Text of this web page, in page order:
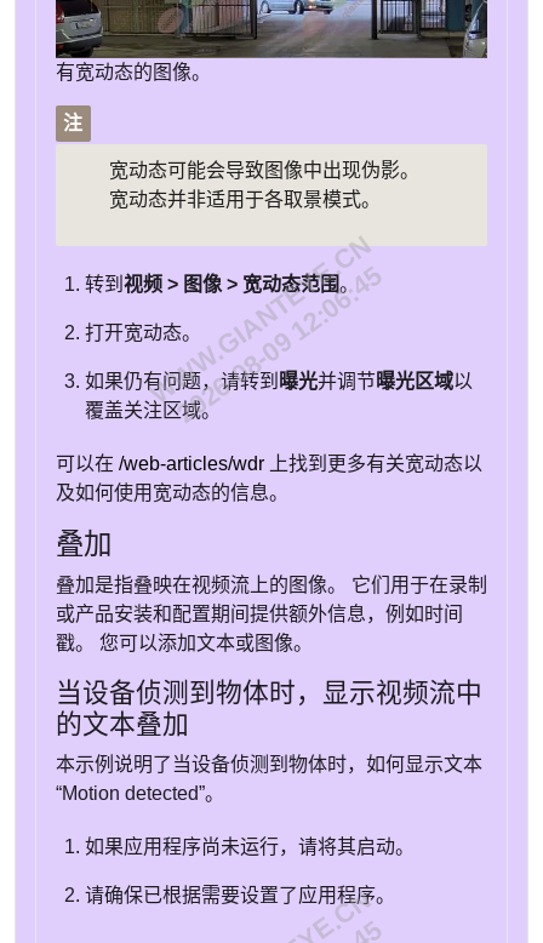
有宽动态的图像。
注
宽动态可能会导致图像中出现伪影。
宽动态并非适用于各取景模式。
转到 视频 > 图像 > 宽动态范围。
打开宽动态。
如果仍有问题，请转到 曝光并调节曝光区域以
覆盖关注区域。
可以在 /web-articles/wdr 上找到更多有关宽动态以
及如何使用宽动态的信息。
叠加
叠加是指叠映在视频流上的图像。 它们用于在录制
或产品安装和配置期间提供额外信息，例如时间
戳。 您可以添加文本或图像。
当设备侦测到物体时，显示视频流中
的文本叠加
本示例说明了当设备侦测到物体时，如何显示文本
“Motion detected”。
如果应用程序尚未运行，请将其启动。
请确保已根据需要设置了应用程序。
WWW.GIANTEYE.CN
2026-08-09 12:06:45